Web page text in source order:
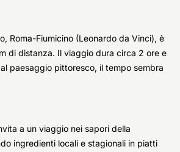
Roma-Fiumicino (Leonardo da Vinci), è
di distanza. Il viaggio dura circa 2 ore e
paesaggio pittoresco, il tempo sembra
a un viaggio nei sapori della
ingredienti locali e stagionali in piatti